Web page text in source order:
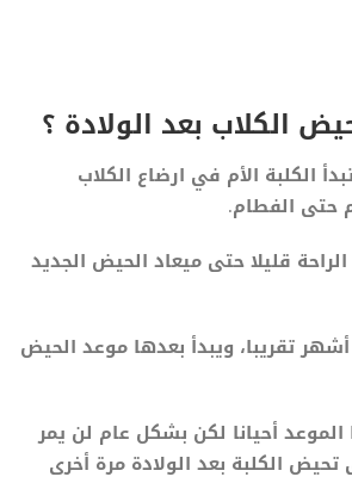
الكلاب بعد الولادة ؟
الكلبة الأم في ارضاع الكلاب
قليلا حتى ميعاد الحيض الجديد
ترتاح الكلبة لفترة 4 أشهر تقريبا، ويبدأ بعدها موعد الحيض
الموعد أحيانا لكن بشكل عام لن يمر